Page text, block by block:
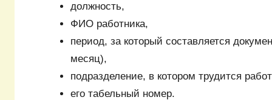
должность,
ФИО работника,
период, за который составляется
месяц),
подразделение, в котором трудится
его табельный номер.